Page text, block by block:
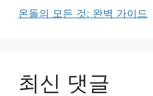
온돌의 모든 것: 완벽 가이드
최신 댓글